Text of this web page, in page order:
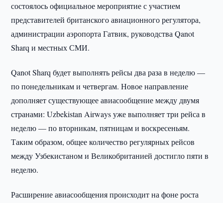
состоялось официальное мероприятие с участием
представителей британского авиационного регулятора,
администрации аэропорта Гатвик, руководства Qanot
Sharq и местных СМИ.
Qanot Sharq будет выполнять рейсы два раза в неделю —
по понедельникам и четвергам. Новое направление
дополняет существующее авиасообщение между двумя
странами: Uzbekistan Airways уже выполняет три рейса в
неделю — по вторникам, пятницам и воскресеньям.
Таким образом, общее количество регулярных рейсов
между Узбекистаном и Великобританией достигло пяти в
неделю.
Расширение авиасообщения происходит на фоне роста